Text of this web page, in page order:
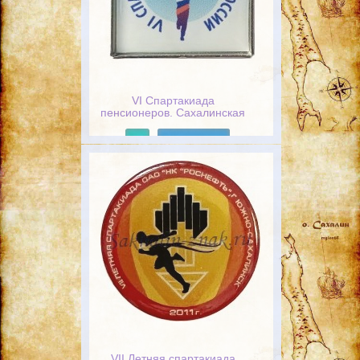
VI Спартакиада
пенсионеров. Сахалинская